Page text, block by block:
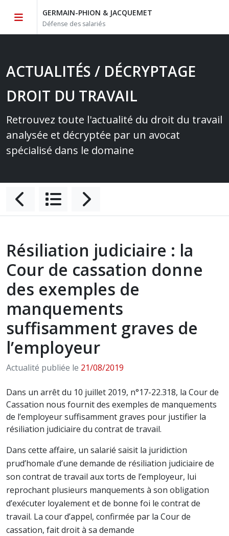
GERMAIN-PHION & JACQUEMET
Défense des salariés
ACTUALITÉS / DÉCRYPTAGE
DROIT DU TRAVAIL
Retrouvez toute l'actualité du droit du travail
analysée et décryptée par un avocat
spécialisé dans le domaine
Résiliation judiciaire : la
Cour de cassation donne
des exemples de
manquements
suffisamment graves de
l’employeur
Actualité publiée le 21/08/2019
Dans un arrêt du 10 juillet 2019, n°17-22.318, la Cour de
Cassation nous fournit des exemples de manquements
de l’employeur suffisamment graves pour justifier la
résiliation judiciaire du contrat de travail.
Dans cette affaire, un salarié saisit la juridiction
prud’homale d’une demande de résiliation judiciaire de
son contrat de travail aux torts de l’employeur, lui
reprochant plusieurs manquements à son obligation
d’exécuter loyalement et de bonne foi le contrat de
travail. La cour d’appel, confirmée par la Cour de
cassation, fait droit à sa demande